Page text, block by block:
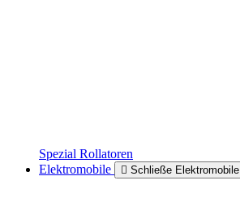
Spezial Rollatoren
Elektromobile
Schließe Elektromobile